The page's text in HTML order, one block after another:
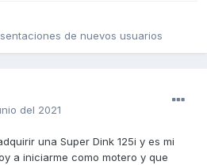
de nuevos usuarios
del 2021
una Super Dink 125i y es mi
a iniciarme como motero y que